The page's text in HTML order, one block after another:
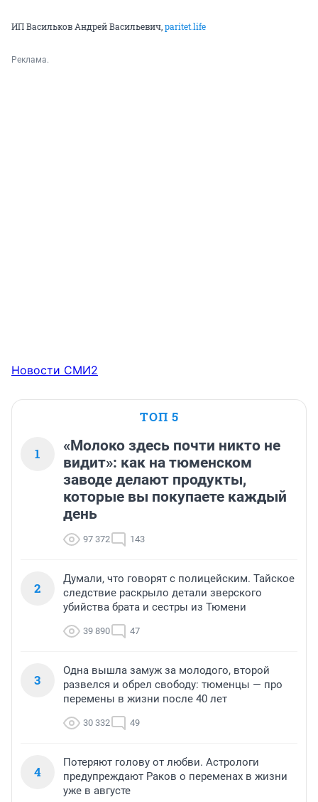
ИП Васильков Андрей Васильевич,paritet.life
Реклама.
Новости СМИ2
ТОП 5
1
«Молоко здесь почти никто не
видит»: как на тюменском
заводе делают продукты,
которые вы покупаете каждый
день
97 372 143
2
Думали, что говорят с полицейским. Тайское
следствие раскрыло детали зверского
убийства брата и сестры из Тюмени
39 890 47
3
Одна вышла замуж за молодого, второй
развелся и обрел свободу: тюменцы — про
перемены в жизни после 40 лет
30 332 49
4
Потеряют голову от любви. Астрологи
предупреждают Раков о переменах в жизни
уже в августе